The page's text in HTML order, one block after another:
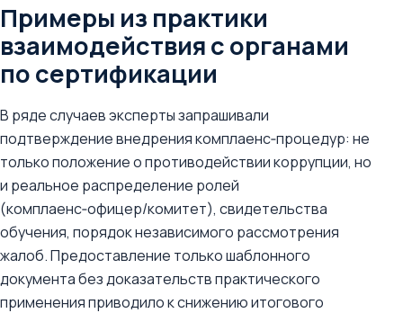
Примеры из практики
взаимодействия с органами
по сертификации
В ряде случаев эксперты запрашивали
подтверждение внедрения комплаенс‑процедур: не
только положение о противодействии коррупции, но
и реальное распределение ролей
(комплаенс‑офицер/комитет), свидетельства
обучения, порядок независимого рассмотрения
жалоб. Предоставление только шаблонного
документа без доказательств практического
применения приводило к снижению итогового